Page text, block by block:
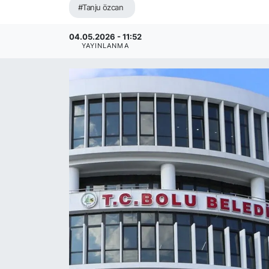
#Tanju özcan
04.05.2026 - 11:52
YAYINLANMA